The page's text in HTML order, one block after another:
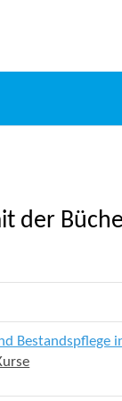
der
Bestandspflege